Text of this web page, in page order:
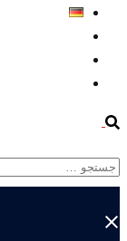
Search
جستجو
برای:
Close